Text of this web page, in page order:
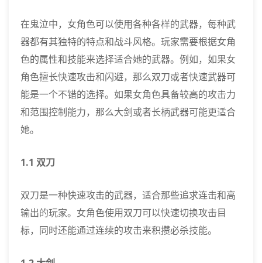
在鬼泣中，女角色可以使用各种各样的武器，每种武
器都有其独特的特点和战斗风格。玩家需要根据女角
色的属性和技能来选择适合她的武器。例如，如果女
角色擅长快速攻击和闪避，那么双刀或者快速武器可
能是一个不错的选择。如果女角色具备较高的攻击力
和范围控制能力，那么大剑或者长柄武器可能更适合
她。
1.1 双刀
双刀是一种快速攻击的武器，适合那些追求连击和高
输出的玩家。女角色使用双刀可以快速切换攻击目
标，同时还能通过连续的攻击来积攒必杀技能。